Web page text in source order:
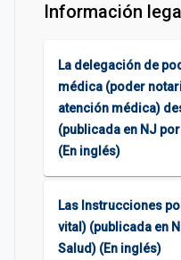
Información
La delegación de
médica (poder
atención médica)
(publicada en NJ
(En inglés)
Las Instrucciones
vital) (publicada en
Salud) (En inglés)